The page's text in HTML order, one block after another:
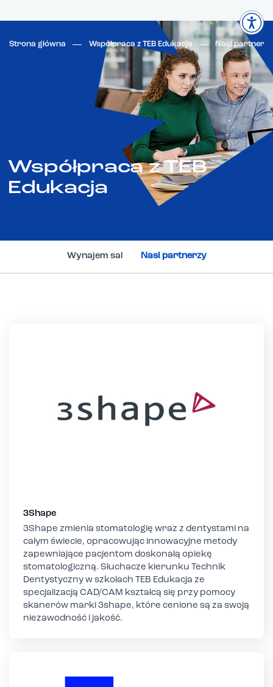
Strona główna Współpraca z TEB Edukacja Nasi partnerzy
Współpraca z TEB
Edukacja
Wynajem sal Nasi partnerzy
3Shape
3Shape zmienia stomatologię wraz z dentystami na
całym świecie, opracowując innowacyjne metody
zapewniające pacjentom doskonałą opiekę
stomatologiczną. Słuchacze kierunku Technik
Dentystyczny w szkołach TEB Edukacja ze
specjalizacją CAD/CAM kształcą się przy pomocy
skanerów marki 3shape, które cenione są za swoją
niezawodność i jakość.